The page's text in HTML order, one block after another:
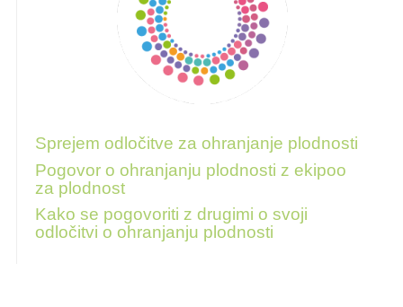
Sprejem odločitve za ohranjanje plodnosti
Pogovor o ohranjanju plodnosti z ekipoo
za plodnost
Kako se pogovoriti z drugimi o svoji
odločitvi o ohranjanju plodnosti